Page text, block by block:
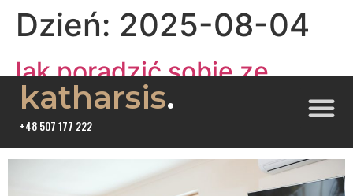
katharsis.
+48 507 177 222
Dzień: 2025-08-04
Jak poradzić sobie ze
wstydem wobec leczenia
alkoholizmu?